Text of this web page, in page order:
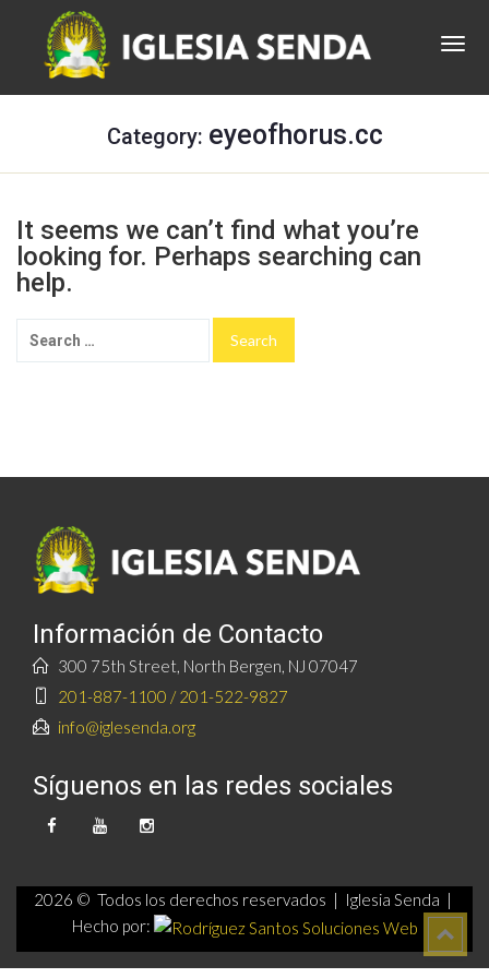
Category: eyeofhorus.cc
It seems we can’t find what you’re
looking for. Perhaps searching can
help.
Información de Contacto
300 75th Street, North Bergen, NJ 07047
201-887-1100 / 201-522-9827
info@iglesenda.org
Síguenos en las redes sociales
2026 © Todos los derechos reservados | Iglesia Senda |
Hecho por: